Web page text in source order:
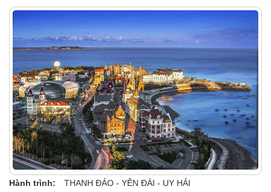
Hành trình:
THANH ĐẢO - YÊN ĐÀI - UY HẢI